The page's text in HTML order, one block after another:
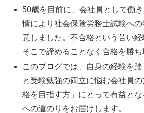
50歳を目前に、会社員として働
情により社会保険労務士試験へ
意しました。不合格という苦い経
そこで諦めることなく合格を勝ち
このブログでは、自身の経験を
と受験勉強の両立に悩む会社員
格を目指す方」にとって有益と
への道のりをお届けします。